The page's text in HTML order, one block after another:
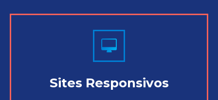
Sites Responsivos